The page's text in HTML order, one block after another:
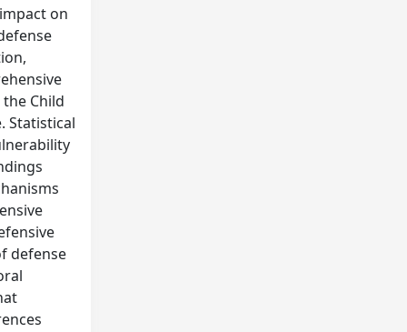
on
Child
Statistical
defense